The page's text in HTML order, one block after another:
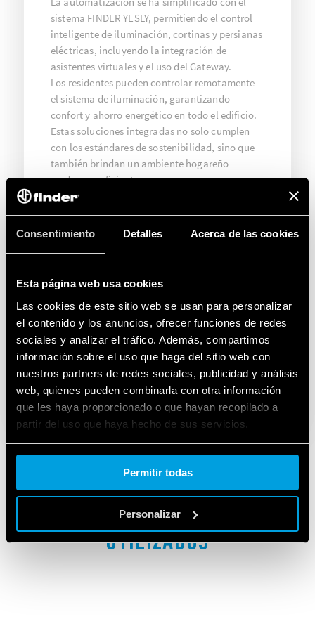
Consentimiento Detalles Acerca de las cookies
Esta página web usa cookies
Las cookies de este sitio web se usan para personalizar
el contenido y los anuncios, ofrecer funciones de redes
sociales y analizar el tráfico. Además, compartimos
información sobre el uso que haga del sitio web con
nuestros partners de redes sociales, publicidad y análisis
web, quienes pueden combinarla con otra información
que les haya proporcionado o que hayan recopilado a
partir del uso que haya hecho de sus servicios.
Cookie policy.
Permitir todas
Personalizar
sistema FINDER YESLY, permitiendo el control
inteligente de iluminación, cortinas y persianas
eléctricas, incluyendo la integración de
asistentes virtuales y el uso del Gateway.
Los residentes pueden controlar remotamente
el sistema de iluminación, garantizando
confort y ahorro energético en todo el edificio.
Estas soluciones integradas no solo cumplen
con los estándares de sostenibilidad, sino que
también brindan un ambiente hogareño
moderno y eficiente.
PRODUCTOS
UTILIZADOS